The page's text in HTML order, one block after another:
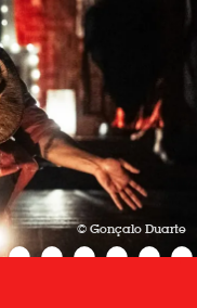
© Gonçalo Duarte